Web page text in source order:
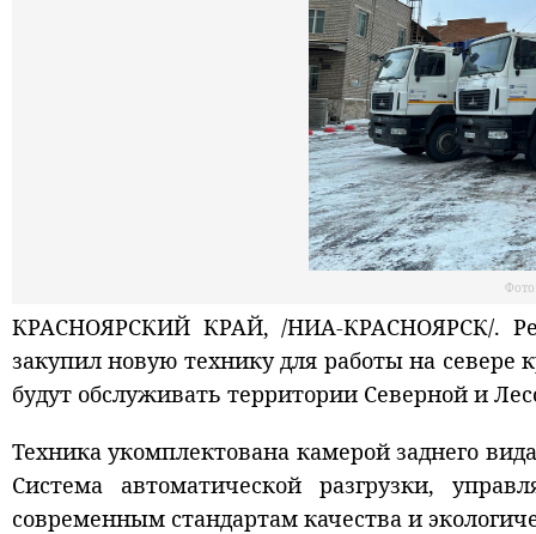
КРАСНОЯРСКИЙ КРАЙ, /НИА-КРАСНОЯРСК/.
закупил новую технику для работы на севере
будут обслуживать территории Северной и
Техника укомплектована камерой заднего
Система автоматической разгрузки,
современным стандартам качества и